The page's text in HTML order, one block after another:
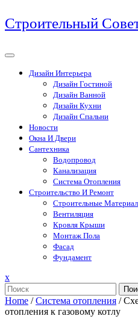
Перейти
к
Строительный
Дизайн Интерьера
Дизайн Гостиной
Дизайн Ванной
Дизайн Кухни
Дизайн Спальни
Новости
Окна И Двери
Сантехника
Водопровод
Канализация
Система Отопления
Строительство И Ремонт
Строительные
Вентиляция
Кровля Крыши
Монтаж Пола
Фасад
Фундамент
xЗакрыть
меню
Home /Система отопления /
отопления к газовому котлу